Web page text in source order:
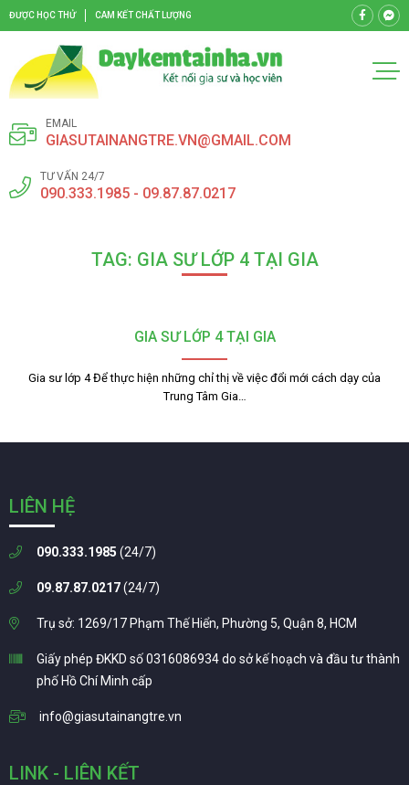
ĐƯỢC HỌC THỬ CAM KẾT CHẤT LƯỢNG
EMAIL
GIASUTAINANGTRE.VN@GMAIL.COM
TƯ VẤN 24/7
090.333.1985 - 09.87.87.0217
TAG: GIA SƯ LỚP 4 TẠI GIA
GIA SƯ LỚP 4 TẠI GIA
Gia sư lớp 4 Để thực hiện những chỉ thị về việc đổi mới cách dạy của
Trung Tâm Gia…
LIÊN HỆ
090.333.1985 (24/7)
09.87.87.0217(24/7)
Trụ sở: 1269/17 Phạm Thế Hiển, Phường 5, Quận 8, HCM
Giấy phép ĐKKD số 0316086934 do sở kế hoạch và đầu tư thành
phố Hồ Chí Minh cấp
info@giasutainangtre.vn
LINK - LIÊN KẾT